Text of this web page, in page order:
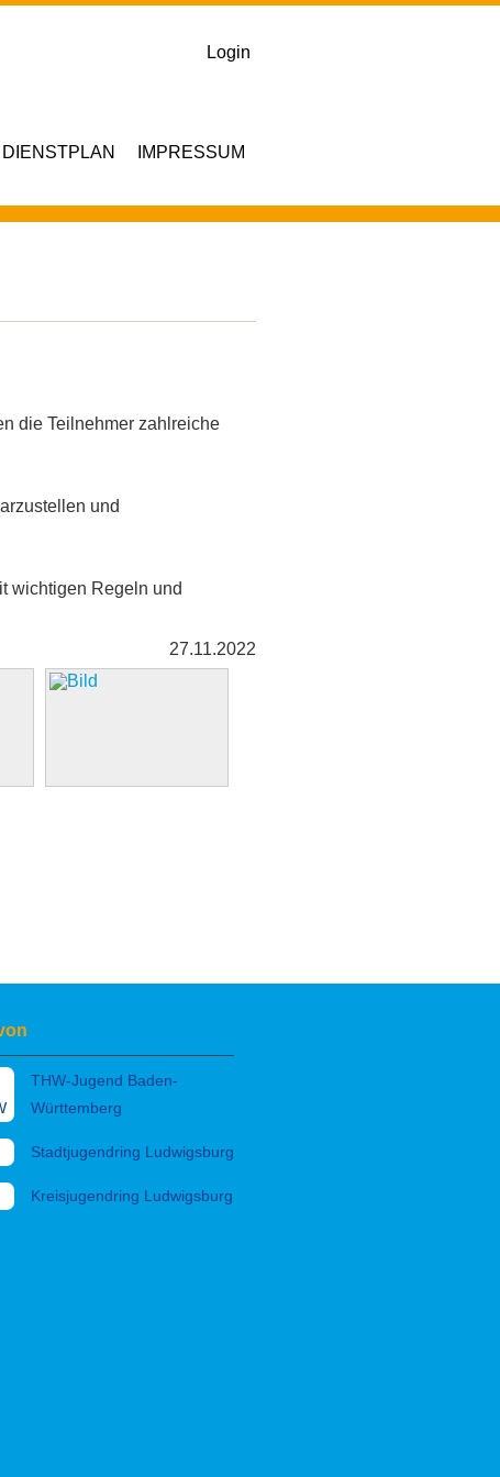
Login
DIENSTPLAN IMPRESSUM
die Teilnehmer zahlreiche
und
wichtigen Regeln und
27.11.2022
THW-Jugend Baden-
Württemberg
Stadtjugendring Ludwigsburg
Kreisjugendring Ludwigsburg